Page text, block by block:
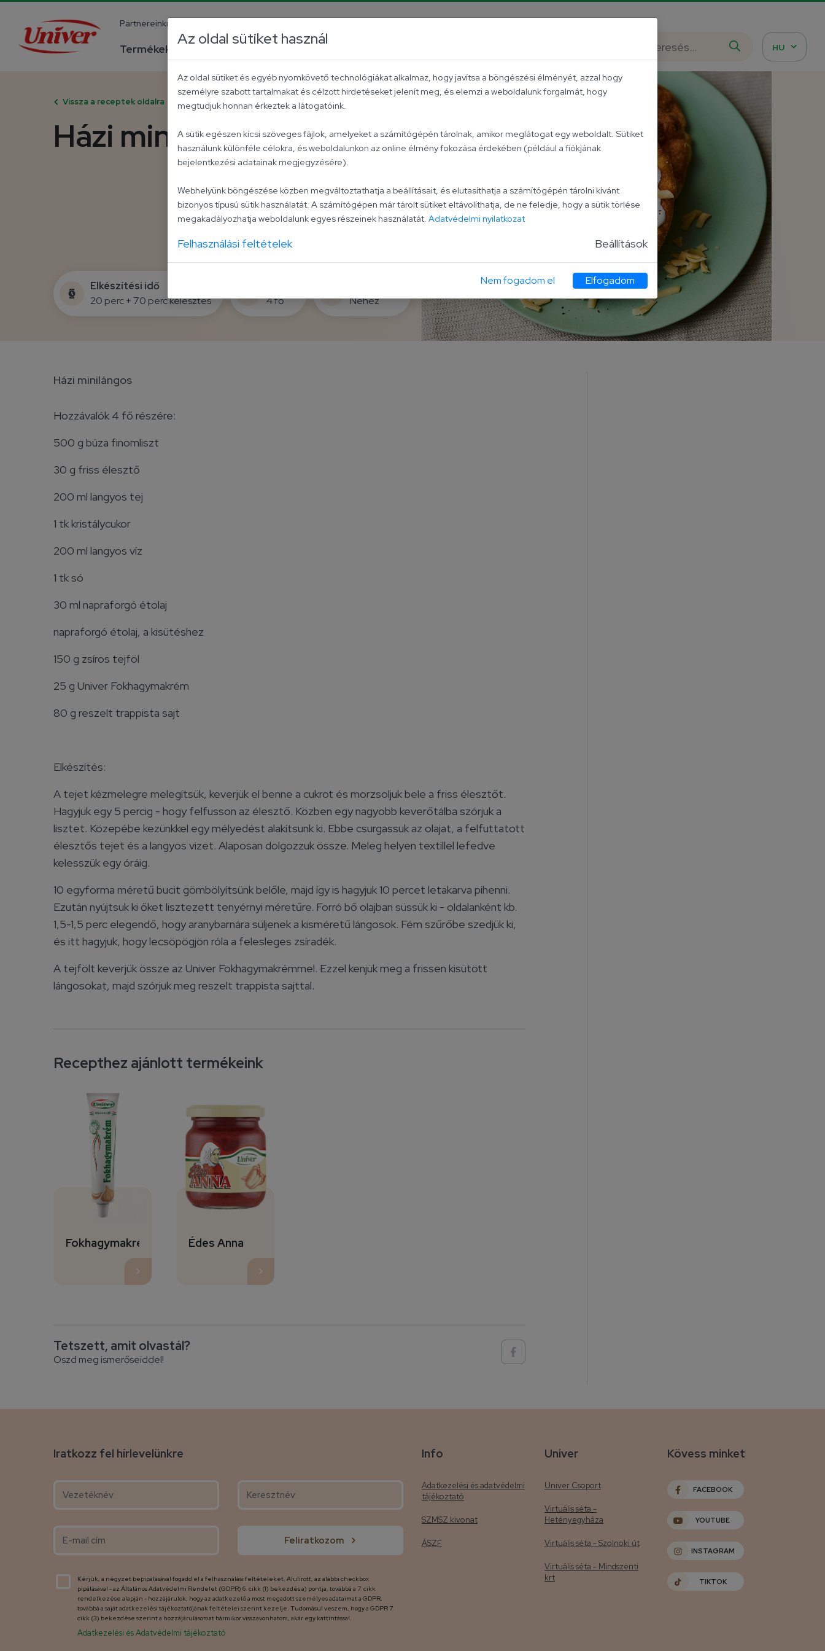
Partnereinknek
Termékek HU
Vissza a receptek oldalra
Házi minilángos
Elkészítési idő
20 perc + 70 perc kelesztés
4 fő
Nehéz
Házi minilángos
Hozzávalók 4 fő részére:
500 g búza finomliszt
30 g friss élesztő
200 ml langyos tej
1 tk kristálycukor
200 ml langyos víz
1 tk só
30 ml napraforgó étolaj
napraforgó étolaj, a kisütéshez
150 g zsíros tejföl
25 g Univer Fokhagymakrém
80 g reszelt trappista sajt
Elkészítés:
A tejet kézmelegre melegítsük, keverjük el benne a cukrot és morzsoljuk bele a friss élesztőt.
Hagyjuk egy 5 percig - hogy felfusson az élesztő. Közben egy nagyobb keverőtálba szórjuk a
lisztet. Közepébe kezünkkel egy mélyedést alakítsunk ki. Ebbe csurgassuk az olajat, a felfuttatott
élesztős tejet és a langyos vizet. Alaposan dolgozzuk össze. Meleg helyen textillel lefedve
kelesszük egy óráig.
10 egyforma méretű bucit gömbölyítsünk belőle, majd így is hagyjuk 10 percet letakarva pihenni.
Ezután nyújtsuk ki őket lisztezett tenyérnyi méretűre. Forró bő olajban süssük ki - oldalanként kb.
1,5-1,5 perc elegendő, hogy aranybarnára süljenek a kisméretű lángosok. Fém szűrőbe szedjük ki,
és itt hagyjuk, hogy lecsöpögjön róla a felesleges zsíradék.
A tejfölt keverjük össze az Univer Fokhagymakrémmel. Ezzel kenjük meg a frissen kisütött
lángosokat, majd szórjuk meg reszelt trappista sajttal.
Recepthez ajánlott termékeink
Fokhagymakrém Édes Anna
Tetszett, amit olvastál?
Oszd meg ismerőseiddel!
Iratkozz fel hírlevelünkre
Feliratkozom
Kérjük, a négyzet bepipálásával fogadd el a felhasználási feltételeket. Alulírott, az alábbi checkbox
pipálásával - az Általános Adatvédelmi Rendelet (GDPR) 6. cikk (1) bekezdés a) pontja, továbbá a 7. cikk
rendelkezése alapján - hozzájárulok, hogy az adatkezelő a most megadott személyes adataimat a GDPR,
továbbá a saját adatkezelési tájékoztatójának feltételei szerint kezelje. Tudomásul veszem, hogy a GDPR 7.
cikk (3) bekezdése szerint a hozzájárulásomat bármikor visszavonhatom, akár egy kattintással.
Adatkezelési és Adatvédelmi tájékoztató
Info
Adatkezelési és adatvédelmi
tájékoztató
SZMSZ kivonat
ÁSZF
Univer
Univer Csoport
Virtuális séta -
Hetényegyháza
Virtuális séta - Szolnoki út
Virtuális séta - Mindszenti
krt
Kövess minket
FACEBOOK
YOUTUBE
INSTAGRAM
TIKTOK
Az oldal sütiket használ
Az oldal sütiket és egyéb nyomkövető technológiákat alkalmaz, hogy javítsa a böngészési élményét, azzal hogy
személyre szabott tartalmakat és célzott hirdetéseket jelenít meg, és elemzi a weboldalunk forgalmát, hogy
megtudjuk honnan érkeztek a látogatóink.
A sütik egészen kicsi szöveges fájlok, amelyeket a számítógépén tárolnak, amikor meglátogat egy weboldalt. Sütiket
használunk különféle célokra, és weboldalunkon az online élmény fokozása érdekében (például a fiókjának
bejelentkezési adatainak megjegyzésére).
Webhelyünk böngészése közben megváltoztathatja a beállításait, és elutasíthatja a számítógépén tárolni kívánt
bizonyos típusú sütik használatát. A számítógépen már tárolt sütiket eltávolíthatja, de ne feledje, hogy a sütik törlése
megakadályozhatja weboldalunk egyes részeinek használatát. Adatvédelmi nyilatkozat
Felhasználási feltételek Beállítások
Nem fogadom el Elfogadom